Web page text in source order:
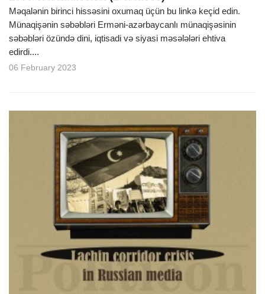
Məqalənin birinci hissəsini oxumaq üçün bu linkə keçid edin.
Münaqişənin səbəbləri Erməni-azərbaycanlı münaqişəsinin
səbəbləri özündə dini, iqtisadi və siyasi məsələləri ehtiva
edirdi....
06 February 2023